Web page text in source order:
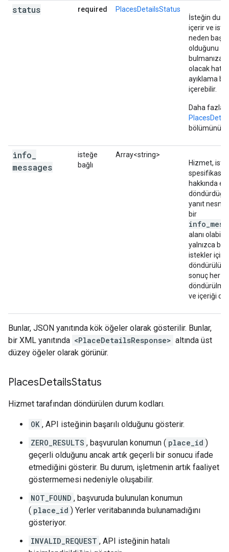
status required
PlacesDetailsStatus
İsteğin
içerir ve
neden
olduğunu
bulmanıza
olacak hata
ayıklama
içerebilir.
Daha fazla
bölümünü
info
messages
isteğe
bağlı
Array<string>
Hizmet,
hakkında
yanıt
bir
alanı
yalnızca
istekler için
döndürülür.
sonuç her
ve içeriği
Bunlar, JSON yanıtında kök öğeler olarak gösterilir. Bunlar,
bir XML yanıtında <PlaceDetailsResponse> altında üst
düzey öğeler olarak görünür.
PlacesDetailsStatus
Hizmet tarafından döndürülen durum kodları.
OK , API isteğinin başarılı olduğunu gösterir.
ZERO_RESULTS , başvurulan konumun ( place_id )
geçerli olduğunu ancak artık geçerli bir sonucu ifade
etmediğini gösterir. Bu durum, işletmenin artık faaliyet
göstermemesi nedeniyle oluşabilir.
NOT_FOUND , başvuruda bulunulan konumun
( place_id ) Yerler veritabanında bulunamadığını
gösteriyor.
INVALID_REQUEST , API isteğinin hatalı